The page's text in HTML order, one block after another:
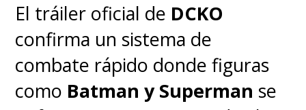
El tráiler oficial de DCKO
confirma un sistema de
combate rápido donde figuras
como Batman y Superman se